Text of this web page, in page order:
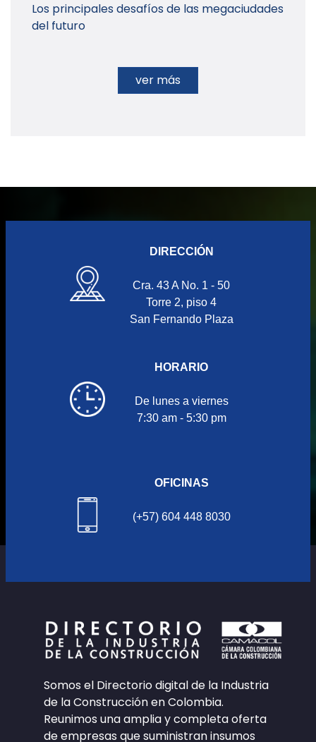
Los principales desafíos de las megaciudades
del futuro
ver más
DIRECCIÓN
Cra. 43 A No. 1 - 50
Torre 2, piso 4
San Fernando Plaza
HORARIO
De lunes a viernes
7:30 am - 5:30 pm
OFICINAS
(+57) 604 448 8030
Somos el Directorio digital de la Industria
de la Construcción en Colombia.
Reunimos una amplia y completa oferta
de empresas que suministran insumos